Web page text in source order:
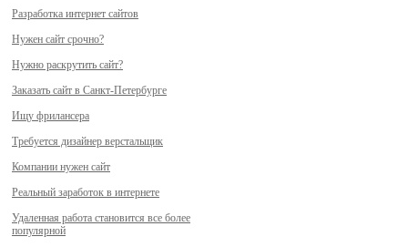
Разработка интернет сайтов
Нужен сайт срочно?
Нужно раскрутить сайт?
Заказать сайт в Санкт-Петербурге
Ищу фрилансера
Требуется дизайнер верстальщик
Компании нужен сайт
Реальный заработок в интернете
Удаленная работа становится все более
популярной